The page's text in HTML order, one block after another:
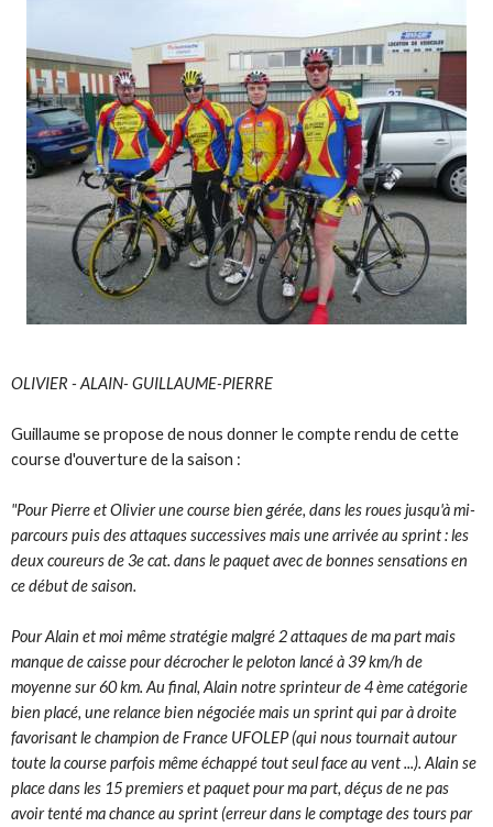
OLIVIER - ALAIN- GUILLAUME-PIERRE
Guillaume se propose de nous donner le compte rendu de cette
course d'ouverture de la saison :
"Pour Pierre et Olivier une course bien gérée, dans les roues jusqu'à mi-
parcours puis des attaques successives mais une arrivée au sprint : les
deux coureurs de 3e cat. dans le paquet avec de bonnes sensations en
ce début de saison.
Pour Alain et moi même stratégie malgré 2 attaques de ma part mais
manque de caisse pour décrocher le peloton lancé à 39 km/h de
moyenne sur 60 km. Au final, Alain notre sprinteur de 4 ème catégorie
bien placé, une relance bien négociée mais un sprint qui par à droite
favorisant le champion de France UFOLEP (qui nous tournait autour
toute la course parfois même échappé tout seul face au vent ...). Alain se
place dans les 15 premiers et paquet pour ma part, déçus de ne pas
avoir tenté ma chance au sprint (erreur dans le comptage des tours par